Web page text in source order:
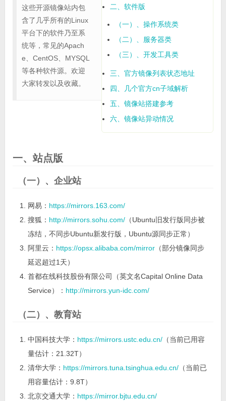
二、软件版
（一）、操作系统类
（二）、服务器类
（三）、开发工具类
三、官方镜像列表状态地址
四、几个官方cn子域解析
五、镜像站搭建参考
六、镜像站异动情况
这些开源镜像站内包
含了几乎所有的Linux
平台下的软件乃至系
统等，常见的Apach
e、CentOS、MYSQL
等各种软件源。欢迎
大家转发以及收藏。
一、站点版
（一）、企业站
网易： https://mirrors.163.com/
搜狐： http://mirrors.sohu.com/（Ubuntu旧发行版同步被
冻结，不同步Ubuntu新发行版，Ubuntu源同步正常）
阿里云： https://opsx.alibaba.com/mirror（部分镜像同步
延迟超过1天）
首都在线科技股份有限公司（英文名Capital Online Data
Service）： http://mirrors.yun-idc.com/
（二）、教育站
中国科技大学： https://mirrors.ustc.edu.cn/（当前已用容
量估计：21.32T）
清华大学： https://mirrors.tuna.tsinghua.edu.cn/（当前已
用容量估计：9.8T）
北京交通大学： https://mirror.bjtu.edu.cn/